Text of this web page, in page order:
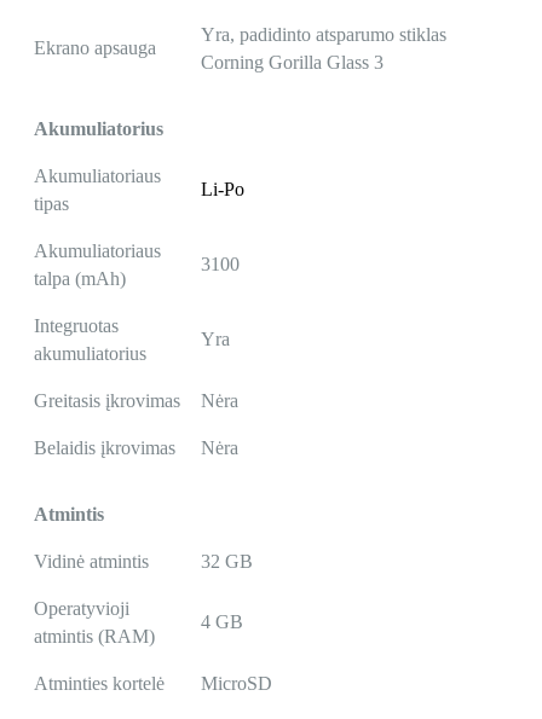
Ekrano apsauga
Yra, padidinto atsparumo stiklas
Corning Gorilla Glass 3
Akumuliatorius
Akumuliatoriaus
tipas
Li-Po
Akumuliatoriaus
talpa (mAh)
3100
Integruotas
akumuliatorius
Yra
Greitasis įkrovimas Nėra
Belaidis įkrovimas Nėra
Atmintis
Vidinė atmintis 32 GB
Operatyvioji
atmintis (RAM)
4 GB
Atminties kortelė MicroSD